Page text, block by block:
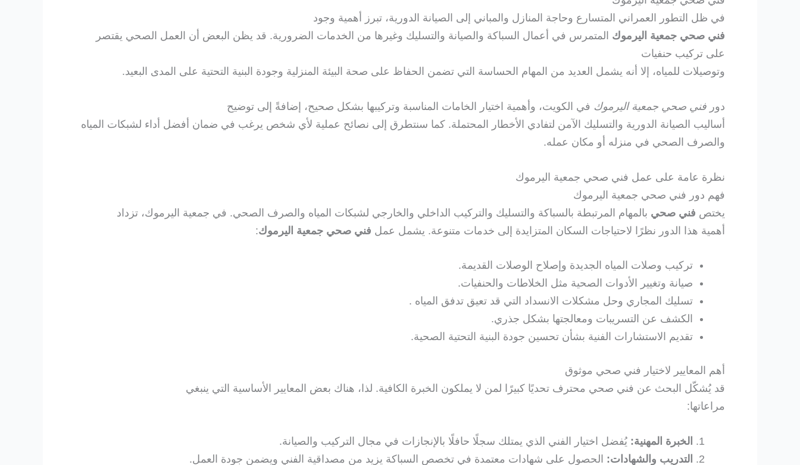
في ظل التطور العمراني المتسارع وحاجة المنازل والمباني إلى الصيانة الدورية، تبرز أهمية وجود
فني صحي جمعية اليرموك المتمرس في أعمال السباكة والصيانة والتسليك وغيرها من الخدمات الضرورية. قد يظن البعض أن العمل الصحي يقتصر
على تركيب حنفيات
وتوصيلات للمياه، إلا أنه يشمل العديد من المهام الحساسة التي تضمن الحفاظ على صحة البيئة المنزلية وجودة البنية التحتية على المدى البعيد.
دور فني صحي جمعية اليرموك في الكويت، وأهمية اختيار الخامات المناسبة وتركيبها بشكل صحيح، إضافةً إلى توضيح
أساليب الصيانة الدورية والتسليك الآمن لتفادي الأخطار المحتملة. كما سنتطرق إلى نصائح عملية لأي شخص يرغب في ضمان أفضل أداء لشبكات المياه
والصرف الصحي في منزله أو مكان عمله.
نظرة عامة على عمل فني صحي جمعية اليرموك
فهم دور فني صحي جمعية اليرموك
يختص فني صحي بالمهام المرتبطة بالسباكة والتسليك والتركيب الداخلي والخارجي لشبكات المياه والصرف الصحي. في جمعية اليرموك، تزداد
أهمية هذا الدور نظرًا لاحتياجات السكان المتزايدة إلى خدمات متنوعة. يشمل عمل فني صحي جمعية اليرموك:
تركيب وصلات المياه الجديدة وإصلاح الوصلات القديمة.
صيانة وتغيير الأدوات الصحية مثل الخلاطات والحنفيات.
تسليك المجاري وحل مشكلات الانسداد التي قد تعيق تدفق المياه .
الكشف عن التسريبات ومعالجتها بشكل جذري.
تقديم الاستشارات الفنية بشأن تحسين جودة البنية التحتية الصحية.
أهم المعايير لاختيار فني صحي موثوق
قد يُشكّل البحث عن فني صحي محترف تحديًا كبيرًا لمن لا يملكون الخبرة الكافية. لذا، هناك بعض المعايير الأساسية التي ينبغي
مراعاتها:
الخبرة المهنية: يُفضل اختيار الفني الذي يمتلك سجلًا حافلًا بالإنجازات في مجال التركيب والصيانة.
التدريب والشهادات: الحصول على شهادات معتمدة في تخصص السباكة يزيد من مصداقية الفني ويضمن جودة العمل.